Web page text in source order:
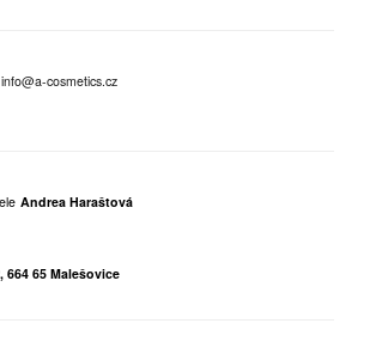
info@a-cosmetics.cz
Andrea Haraštová
664 65 Malešovice